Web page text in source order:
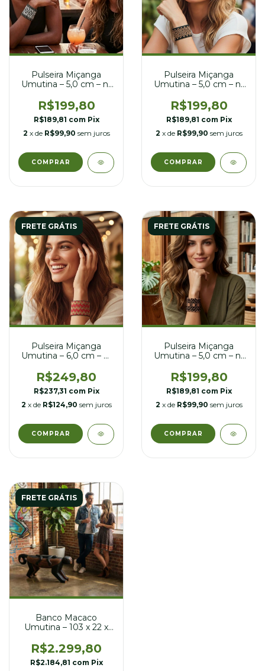
Pulseira Miçanga
Umutina – 5,0 cm – nº
R$199,80
R$189,81 com Pix
2 x de R$99,90 sem juros
Pulseira Miçanga
Umutina – 5,0 cm – nº
R$199,80
R$189,81 com Pix
2 x de R$99,90 sem juros
FRETE GRÁTIS
Pulseira Miçanga
Umutina – 6,0 cm – nº
R$249,80
R$237,31 com Pix
2 x de R$124,90 sem juros
FRETE GRÁTIS
Pulseira Miçanga
Umutina – 5,0 cm – nº
R$199,80
R$189,81 com Pix
2 x de R$99,90 sem juros
FRETE GRÁTIS
Banco Macaco
Umutina – 103 x 22 x
R$2.299,80
R$2.184,81 com Pix